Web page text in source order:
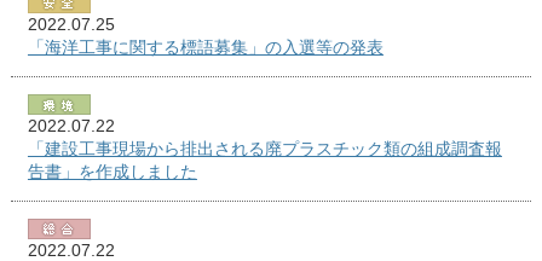
2022.07.25
「海洋工事に関する標語募集」の入選等の発表
2022.07.22
「建設工事現場から排出される廃プラスチック類の組成調査報
告書」を作成しました
2022.07.22